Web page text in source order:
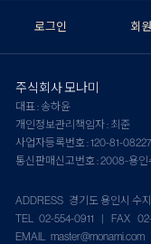
로그인 회
주식회사 모나미
대표 : 송하윤
개인정보관리책임자 : 최준
사업자등록번호 : 120-81-08227
통신판매신고번호 : 2008-용인
ADDRESS 경기도 용인시 수
TEL 02-554-0911 | FAX
EMAIL master@monami.com